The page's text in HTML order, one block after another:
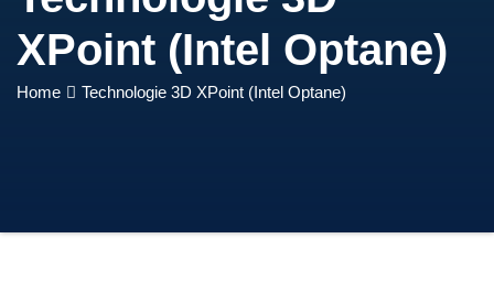
XPoint (Intel Optane)
Home Technologie 3D XPoint (Intel Optane)